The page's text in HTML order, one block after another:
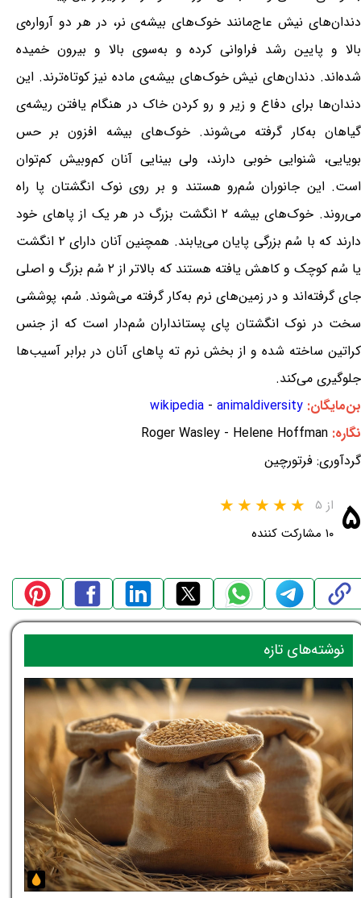
دندان‌های نیش عاج‌مانند خوک‌های بیشه‌ی نر، در هر دو آرواره‌ی
بالا و پایین رشد فراوانی کرده و به‌سوی بالا و بیرون خمیده
شده‌اند. دندان‌های نیش خوک‌های بیشه‌ی ماده نیز کوتاه‌ترند. این
دندان‌ها برای دفاع و زیر و رو کردن خاک در هنگام یافتن ریشه‌ی
گیاهان به‌کار گرفته می‌شوند. خوک‌های بیشه افزون بر حس
بویایی، شنوایی خوبی دارند، ولی بینایی آنان کم‌وبیش کم‌توان
است. این جانوران سُم‌رو هستند و بر روی نوک انگشتان پا راه
می‌روند. خوک‌های بیشه ۲ انگشت بزرگ در هر یک از پاهای خود
دارند که با سُم بزرگی پایان می‌یابند. همچنین آنان دارای ۲ انگشت
یا سُم کوچک و کاهش یافته هستند که بالاتر از ۲ سُم بزرگ و اصلی
جای گرفته‌اند و در زمین‌های نرم به‌کار گرفته می‌شوند. سُم، پوششی
سخت در نوک انگشتان پای پستانداران سُم‌دار است که از جنس
کراتین ساخته شده و از بخش نرم ته پاهای آنان در برابر آسیب‌ها
جلوگیری می‌کند.
بن‌مایگان:
wikipedia - animaldiversity
نگاره: Roger Wasley - Helene Hoffman
گردآوری: فرتورچین
۵ از ۵
۱۰ مشارکت کننده
نوشته‌های تازه